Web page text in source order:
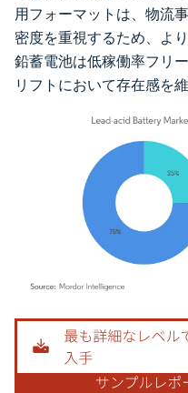
用フォーマットは、物流
密度を重視するため、よ
鉛蓄電池は低稼働率フリ
リフトにおいて存在感を
画像 © Mordor Intelligence。再利